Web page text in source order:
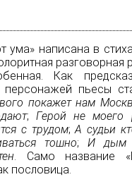
ума» написана в
разговорная
Как
персонажей пьесы
покажет нам
; Герой не моего
с трудом;А судьи
тошно; И дым
. Само название
пословица.